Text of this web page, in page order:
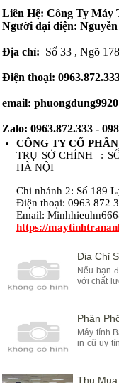
Liên Hệ: Công Ty Máy
Người đại diện:
Địa chỉ: Số 33 , Ngõ
Điện thoại:
email:
Zalo: 0963.872.333 -
CÔNG TY CỔ
TRỤ SỞ CHÍNH :
HÀ NỘI
Chi nhánh 2: Số 189
Điện thoại: 0963 872
Email:
https://
Địa Chỉ
Nếu bạn
với chất
Khoa. Tại
các loại
chủng lo
Phân
Máy tính
in cũ uy
lượng
nghiệm
Thu